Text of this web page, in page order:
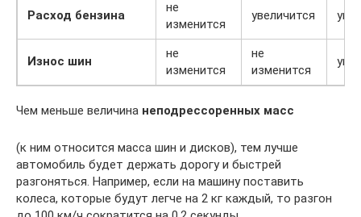
Расход бензина
не
изменится
увеличится
Износ шин
не
изменится
не
изменится
Чем меньше величина неподрессоренных масс
(к ним относится масса шин и дисков), тем лучше
автомобиль будет держать дорогу и быстрей
разгоняться. Например, если на машину поставить
колеса, которые будут легче на 2 кг каждый, то разгон